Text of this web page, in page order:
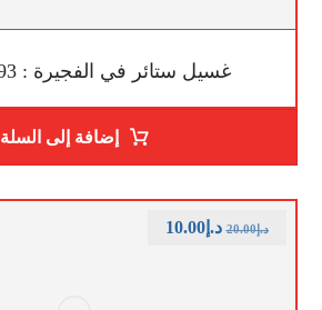
غسيل ستائر في الفجيرة : 0523659593
إضافة إلى السلة
د.إ20.00 د.إ10.00